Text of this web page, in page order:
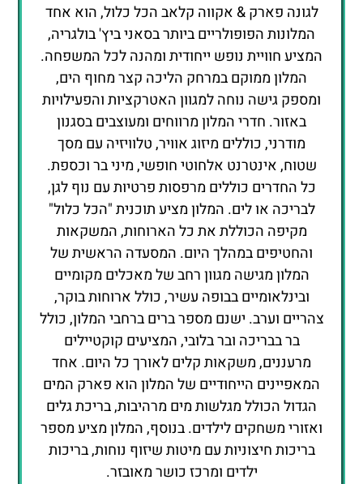
לגונה פארק & אקווה קלאב הכל כלול, הוא אחד
המלונות הפופולריים ביותר בסאני ביץ' בולגריה,
המציע חוויית נופש ייחודית ומהנה לכל המשפחה.
המלון ממוקם במרחק הליכה קצר מחוף הים,
ומספק גישה נוחה למגוון האטרקציות והפעילויות
באזור. חדרי המלון מרווחים ומעוצבים בסגנון
מודרני, כוללים מיזוג אוויר, טלוויזיה עם מסך
שטוח, אינטרנט אלחוטי חופשי, מיני בר וכספת.
כל החדרים כוללים מרפסות פרטיות עם נוף לגן,
לבריכה או לים. המלון מציע תוכנית "הכל כלול"
מקיפה הכוללת את כל הארוחות, המשקאות
והחטיפים במהלך היום. המסעדה הראשית של
המלון מגישה מגוון רחב של מאכלים מקומיים
ובינלאומיים בבופה עשיר, כולל ארוחות בוקר,
צהריים וערב. ישנם מספר ברים ברחבי המלון, כולל
בר בבריכה ובר בלובי, המציעים קוקטיילים
מרעננים, משקאות קלים לאורך כל היום. אחד
המאפיינים הייחודיים של המלון הוא פארק המים
הגדול הכולל מגלשות מים מרהיבות, בריכת גלים
ואזורי משחקים לילדים. בנוסף, המלון מציע מספר
בריכות חיצוניות עם מיטות שיזוף נוחות, בריכות
ילדים ומרכז כושר מאובזר.